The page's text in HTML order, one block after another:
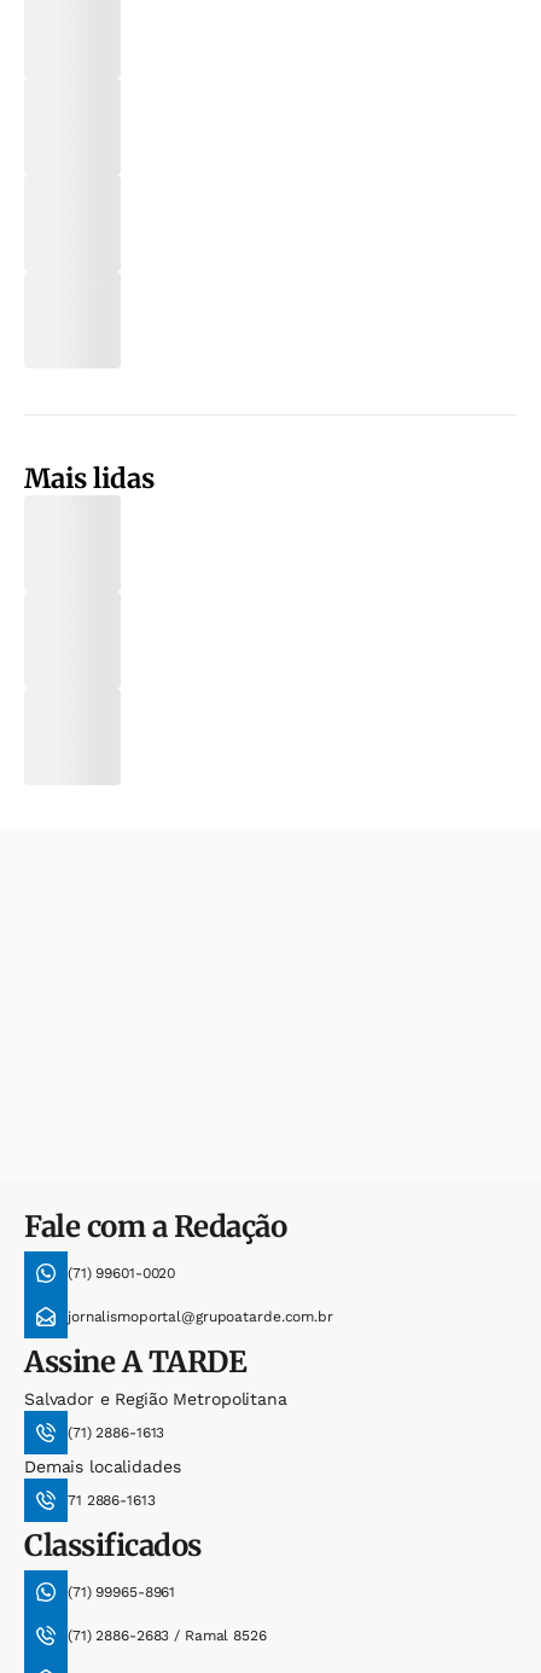
Mais lidas
Fale com a Redação
(71) 99601-0020
jornalismoportal@grupoatarde.com.br
AssineA TARDE
Salvador e Região Metropolitana
(71) 2886-1613
Demais localidades
71 2886-1613
Classificados
(71) 99965-8961
(71) 2886-2683 / Ramal 8526